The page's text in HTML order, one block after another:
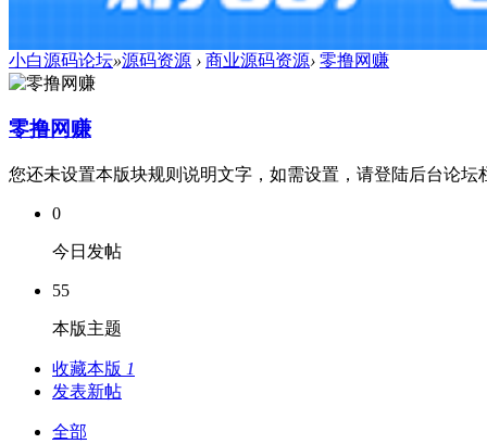
小白源码论坛»源码资源 › 商业源码资源› 零撸网赚
零撸网赚
您还未设置本版块规则说明文字，如需设置，请登陆后台论
0
今日发帖
55
本版主题
收藏本版 1
发表新帖
全部